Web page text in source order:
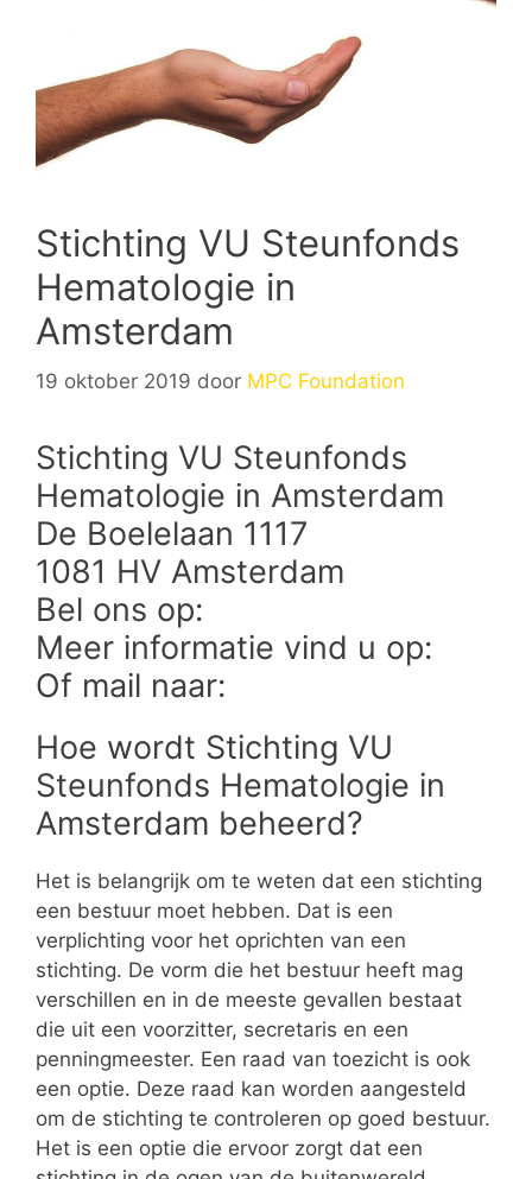
Stichting VU Steunfonds
Hematologie in
Amsterdam
19 oktober 2019 door MPC Foundation
Stichting VU Steunfonds
Hematologie in Amsterdam
De Boelelaan 1117
1081 HV Amsterdam
Bel ons op:
Meer informatie vind u op:
Of mail naar:
Hoe wordt Stichting VU
Steunfonds Hematologie in
Amsterdam beheerd?
Het is belangrijk om te weten dat een stichting
een bestuur moet hebben. Dat is een
verplichting voor het oprichten van een
stichting. De vorm die het bestuur heeft mag
verschillen en in de meeste gevallen bestaat
die uit een voorzitter, secretaris en een
penningmeester. Een raad van toezicht is ook
een optie. Deze raad kan worden aangesteld
om de stichting te controleren op goed bestuur.
Het is een optie die ervoor zorgt dat een